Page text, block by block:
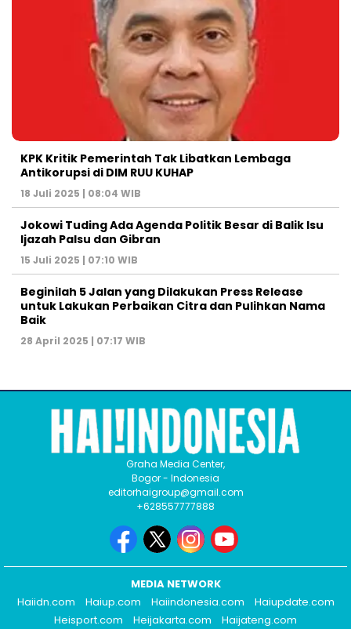
KPK Kritik Pemerintah Tak Libatkan Lembaga
Antikorupsi di DIM RUU KUHAP
18 Juli 2025 | 08:04 WIB
Jokowi Tuding Ada Agenda Politik Besar di Balik Isu
Ijazah Palsu dan Gibran
15 Juli 2025 | 07:10 WIB
Beginilah 5 Jalan yang Dilakukan Press Release
untuk Lakukan Perbaikan Citra dan Pulihkan Nama
Baik
28 April 2025 | 07:17 WIB
Graha Media Center,
Bogor - Indonesia
editorhaigroup@gmail.com
+628557777888
MEDIA NETWORK
Haiidn.com
Haiup.com Haiindonesia.com
Haiupdate.com
Heisport.com
Heijakarta.com
Haijateng.com